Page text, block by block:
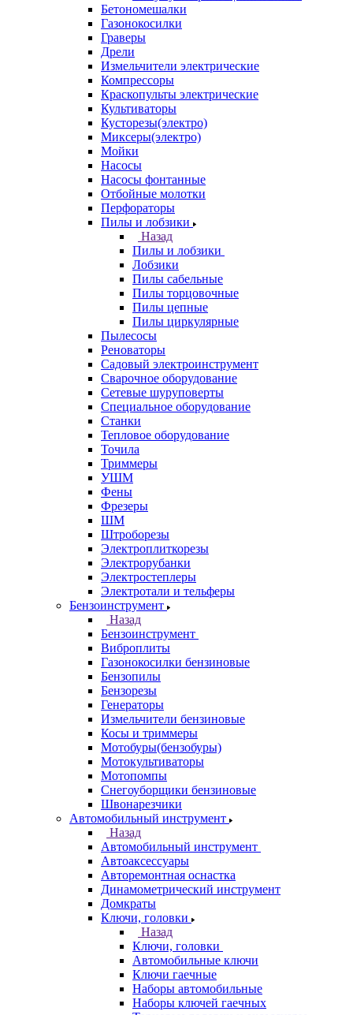
Бетономешалки
Газонокосилки
Граверы
Дрели
Измельчители электрические
Компрессоры
Краскопульты электрические
Культиваторы
Кусторезы(электро)
Миксеры(электро)
Мойки
Насосы
Насосы фонтанные
Отбойные молотки
Перфораторы
Пилы и лобзики
Назад
Пилы и лобзики
Лобзики
Пилы сабельные
Пилы торцовочные
Пилы цепные
Пилы циркулярные
Пылесосы
Реноваторы
Садовый электроинструмент
Сварочное оборудование
Сетевые шуруповерты
Специальное оборудование
Станки
Тепловое оборудование
Точила
Триммеры
УШМ
Фены
Фрезеры
ШМ
Штроборезы
Электроплиткорезы
Электрорубанки
Электростеплеры
Электротали и тельферы
Бензоинструмент
Назад
Бензоинструмент
Виброплиты
Газонокосилки бензиновые
Бензопилы
Бензорезы
Генераторы
Измельчители бензиновые
Косы и триммеры
Мотобуры(бензобуры)
Мотокультиваторы
Мотопомпы
Снегоуборщики бензиновые
Швонарезчики
Автомобильный инструмент
Назад
Автомобильный инструмент
Автоаксессуары
Авторемонтная оснастка
Динамометрический инструмент
Домкраты
Ключи, головки
Назад
Ключи, головки
Автомобильные ключи
Ключи гаечные
Наборы автомобильные
Наборы ключей гаечных